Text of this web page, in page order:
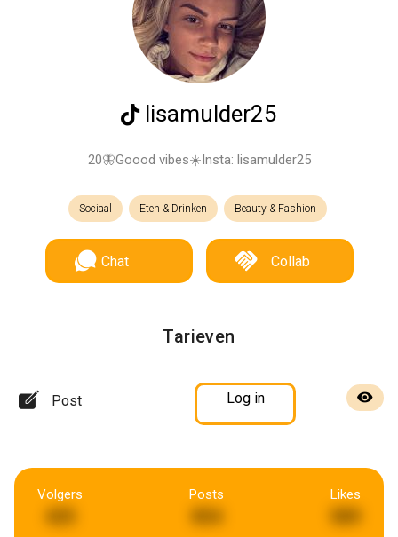
lisamulder25
20🦋Goood vibes☀️Insta: lisamulder25
Sociaal Eten & Drinken Beauty & Fashion
Chat Collab
Tarieven
Post Log in
Volgers Posts
854
Likes
589